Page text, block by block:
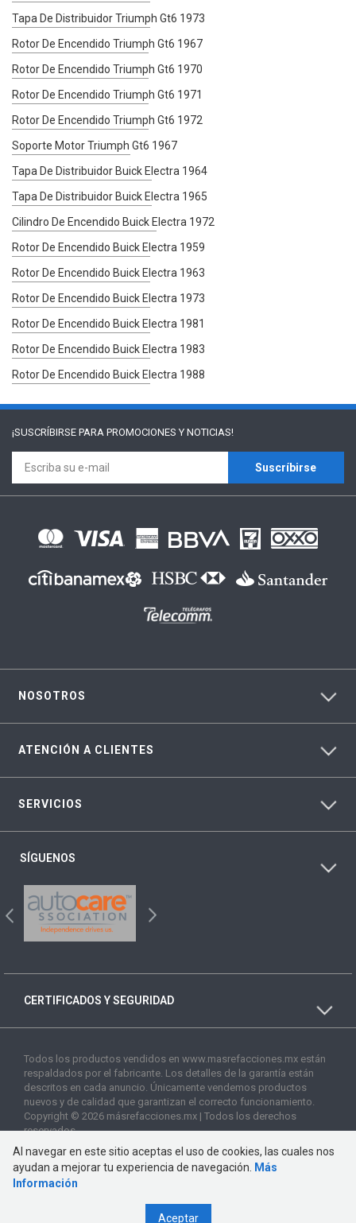
Tapa De Distribuidor Triumph Gt6 1973
Rotor De Encendido Triumph Gt6 1967
Rotor De Encendido Triumph Gt6 1970
Rotor De Encendido Triumph Gt6 1971
Rotor De Encendido Triumph Gt6 1972
Soporte Motor Triumph Gt6 1967
Tapa De Distribuidor Buick Electra 1964
Tapa De Distribuidor Buick Electra 1965
Cilindro De Encendido Buick Electra 1972
Rotor De Encendido Buick Electra 1959
Rotor De Encendido Buick Electra 1963
Rotor De Encendido Buick Electra 1973
Rotor De Encendido Buick Electra 1981
Rotor De Encendido Buick Electra 1983
Rotor De Encendido Buick Electra 1988
¡SUSCRÍBIRSE PARA PROMOCIONES Y NOTICIAS!
Suscríbirse
NOSOTROS
ATENCIÓN A CLIENTES
SERVICIOS
SÍGUENOS
CERTIFICADOS Y SEGURIDAD
Todos los productos vendidos en www.masrefacciones.mx están
respaldados por el fabricante. Los detalles de la garantía están
descritos en cada anuncio. Únicamente vendemos productos
nuevos y de calidad que garantizan el correcto funcionamiento.
Copyright © 2026 másrefacciones.mx | Todos los derechos
reservados
Al navegar en este sitio aceptas el uso de cookies, las cuales nos
ayudan a mejorar tu experiencia de navegación.
Más
Información
Aceptar